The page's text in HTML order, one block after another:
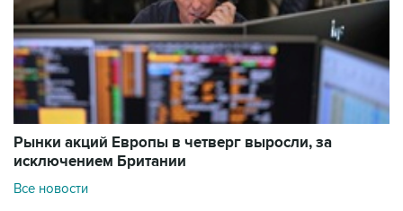
Рынки акций Европы в четверг выросли, за
исключением Британии
Все новости